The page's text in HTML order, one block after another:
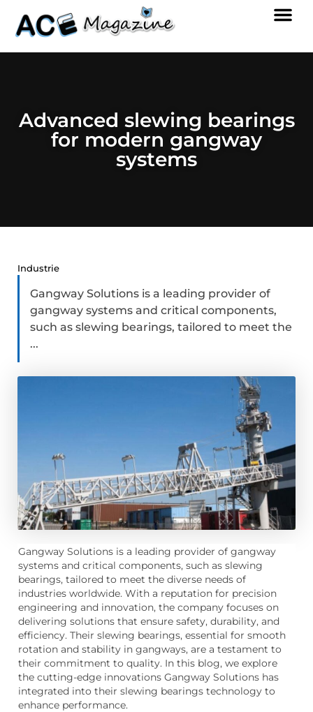
Advanced slewing bearings
for modern gangway
systems
Industrie
Gangway Solutions is a leading provider of
gangway systems and critical components,
such as slewing bearings, tailored to meet the
...
Gangway Solutions is a leading provider of gangway
systems and critical components, such as slewing
bearings, tailored to meet the diverse needs of
industries worldwide. With a reputation for precision
engineering and innovation, the company focuses on
delivering solutions that ensure safety, durability, and
efficiency. Their slewing bearings, essential for smooth
rotation and stability in gangways, are a testament to
their commitment to quality. In this blog, we explore
the cutting-edge innovations Gangway Solutions has
integrated into their slewing bearings technology to
enhance performance.